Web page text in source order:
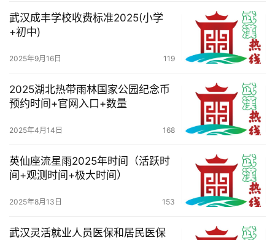
导
航
武汉成丰学校收费标准2025(小学
+初中)
2025年9月16日 119
2025湖北热带雨林国家公园纪念币
预约时间+官网入口+数量
2025年4月14日 168
英仙座流星雨2025年时间（活跃时
间+观测时间+极大时间）
2025年8月13日 153
武汉灵活就业人员医保和居民医保